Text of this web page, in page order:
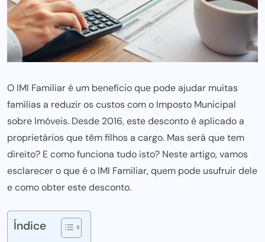
O IMI Familiar é um benefício que pode ajudar muitas
famílias a reduzir os custos com o Imposto Municipal
sobre Imóveis. Desde 2016, este desconto é aplicado a
proprietários que têm filhos a cargo. Mas será que tem
direito? E como funciona tudo isto? Neste artigo, vamos
esclarecer o que é o IMI Familiar, quem pode usufruir dele
e como obter este desconto.
Índice